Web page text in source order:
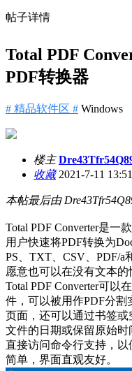
帖子详情
Total PDF
PDF转换器
# 精品软件区 # Windows
楼主
收藏2021-7-11
本帖最后由
Total PDF Converter是一
用户快速将PDF转换为
PS、TXT、CSV、PDF/a
愿意也可以在没有文本的
Total PDF Converter可以
件，可以被用作PDF分割
页面，还可以通过书签
文件的日期或保留原始
直接访问命令行支持，
简单，界面直观友好。